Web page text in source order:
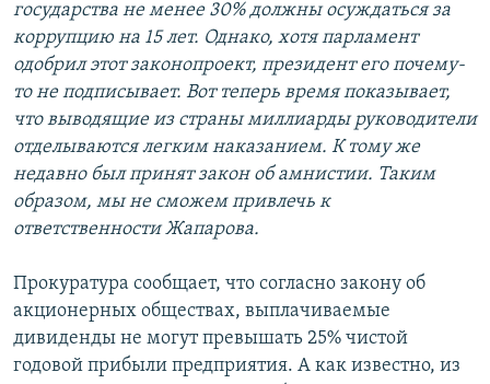
государства не менее 30% должны осуждаться за
коррупцию на 15 лет. Однако, хотя парламент
одобрил этот законопроект, президент его почему-
то не подписывает. Вот теперь время показывает,
что выводящие из страны миллиарды руководители
отделываются легким наказанием. К тому же
недавно был принят закон об амнистии. Таким
образом, мы не сможем привлечь к
ответственности Жапарова.
Прокуратура сообщает, что согласно закону об
акционерных обществах, выплачиваемые
дивиденды не могут превышать 25% чистой
годовой прибыли предприятия. А как известно, из